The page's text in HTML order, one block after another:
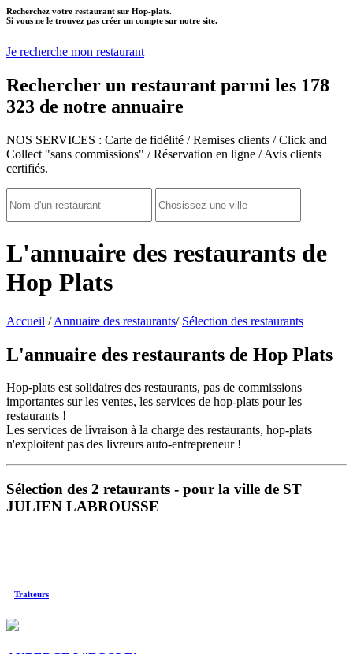
Recherchez votre restaurant sur Hop-plats.
Si vous ne le trouvez pas créer un compte sur notre site.
Je recherche mon restaurant
Rechercher un restaurant parmi les 178
323 de notre annuaire
NOS SERVICES : Carte de fidélité / Remises clients / Click and
Collect "sans commissions" / Réservation en ligne / Avis clients
certifiés.
L'annuaire des restaurants de
Hop Plats
Accueil /Annuaire des restaurants/ Sélection des restaurants
L'annuaire des restaurants de Hop Plats
Hop-plats est solidaires des restaurants, pas de commissions
importantes sur les ventes, les services de hop-plats pour les
restaurants !
Les services de livraison à la charge des restaurants, hop-plats
n'exploitent pas des livreurs auto-entrepreneur !
Sélection des 2 retaurants - pour la ville de ST
JULIEN LABROUSSE
Traiteurs